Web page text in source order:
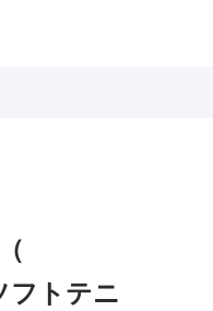
フトテニ